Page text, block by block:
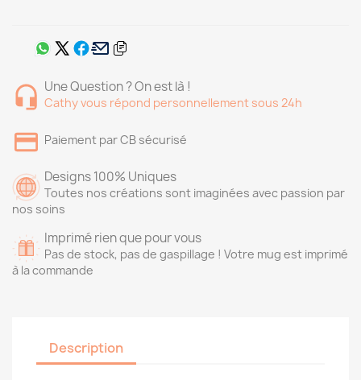
Une Question ? On est là !
Cathy vous répond personnellement sous 24h
Paiement par CB sécurisé
Designs 100% Uniques
Toutes nos créations sont imaginées avec passion par
nos soins
Imprimé rien que pour vous
Pas de stock, pas de gaspillage ! Votre mug est imprimé
à la commande
Description